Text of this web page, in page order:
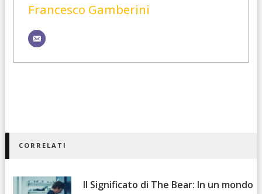
Francesco Gamberini
CORRELATI
Il Significato di The Bear: In un mondo